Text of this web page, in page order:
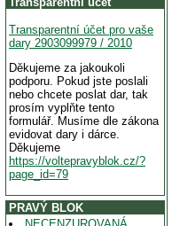
Transparentní účet pro vaše
dary 2903099979 / 2010
Děkujeme za jakoukoli
podporu. Pokud jste poslali
nebo chcete poslat dar, tak
prosím vyplňte tento
formulář. Musíme dle zákona
evidovat dary i dárce.
Děkujeme
https://voltepravyblok.cz/?
page_id=79
PRAVÝ BLOK